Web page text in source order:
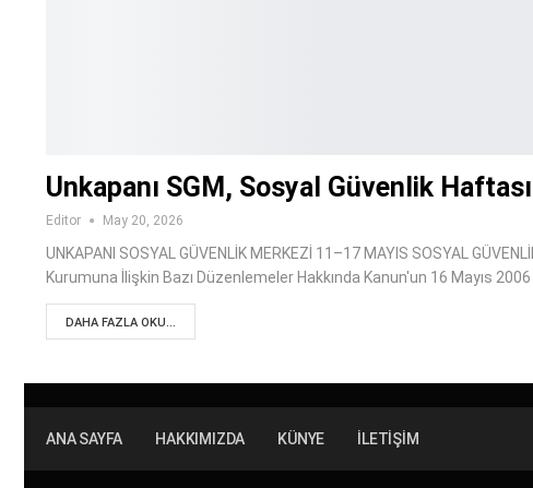
Unkapanı SGM, Sosyal Güvenlik
Editor May 20, 2026
UNKAPANI SOSYAL GÜVENLİK MERKEZİ 11–17 MAYIS SOSYAL
Kurumuna İlişkin Bazı Düzenlemeler Hakkında Kanun'un 16 Mayıs
DAHA FAZLA OKU...
ANA SAYFA HAKKIMIZDA KÜNYE İLETIŞIM